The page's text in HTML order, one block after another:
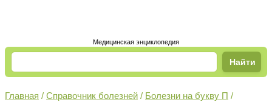
Медицинская энциклопедия
Главная / Справочник болезней / Болезни на букву П /